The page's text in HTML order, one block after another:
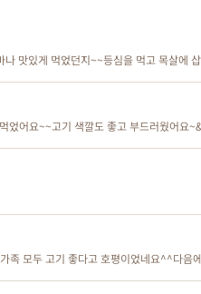
맛있게 먹었던지~~등심을 먹고 목살에
었어요~~고기 색깔도 좋고 부드러웠어요
족 모두 고기 좋다고 호평이었네요^^다음